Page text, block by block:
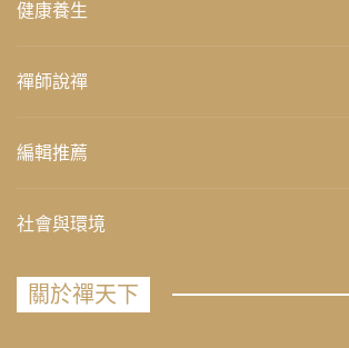
健康養生
禪師說禪
編輯推薦
社會與環境
關於禪天下